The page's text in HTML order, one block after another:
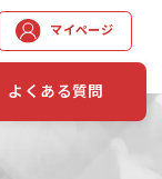
マイページ
よくある質問